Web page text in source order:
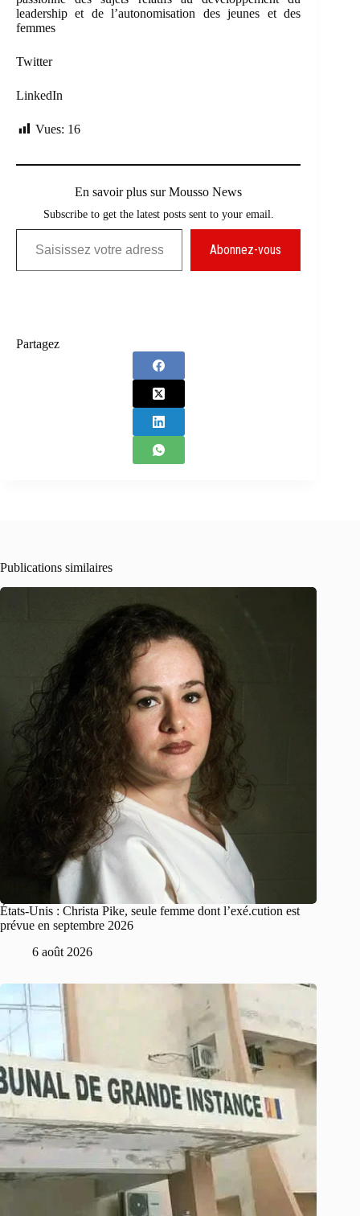
leadership et de l’autonomisation des jeunes et des
femmes
Twitter
LinkedIn
Vues: 16
En savoir plus sur Mousso News
Subscribe to get the latest posts sent to your email.
Saisissez votre adresse e-mail…
Abonnez-vous
Partagez
Publications similaires
États-Unis : Christa Pike, seule femme dont l’exé.cution est
prévue en septembre 2026
6 août 2026